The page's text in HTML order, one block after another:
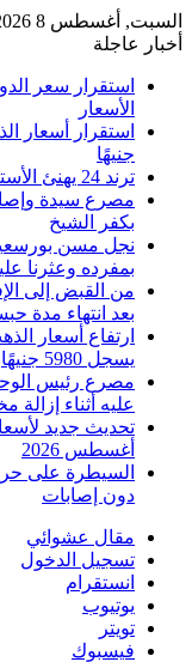
السبت, أغسطس 8 2026
أخبار عاجلة
استقرار سعر
الأسعار
جنيهًا
ترند 24 يهنئ الأستاذ محمود الشاذلي بمناسبة عيد ميلاده
بكفر الشيخ
نجل مسن
بمفرده وعثرنا
من القبض إلى
بعد انتهاء مدة
يسجل 5980 جنيهًا
مصرع رئيس
عليه أثناء إزالة
أغسطس 2026
السيطرة على
دون إصابات
مقال عشوائي
تسجيل الدخول
انستقرام
يوتيوب
تويتر
فيسبوك